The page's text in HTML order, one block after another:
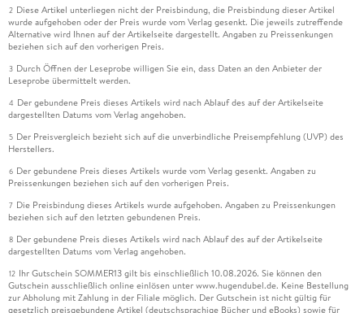
2 Diese Artikel unterliegen nicht der Preisbindung, die Preisbindung dieser Artikel
wurde aufgehoben oder der Preis wurde vom Verlag gesenkt. Die jeweils zutreffende
Alternative wird Ihnen auf der Artikelseite dargestellt. Angaben zu Preissenkungen
beziehen sich auf den vorherigen Preis.
3 Durch Öffnen der Leseprobe willigen Sie ein, dass Daten an den Anbieter der
Leseprobe übermittelt werden.
4 Der gebundene Preis dieses Artikels wird nach Ablauf des auf der Artikelseite
dargestellten Datums vom Verlag angehoben.
5 Der Preisvergleich bezieht sich auf die unverbindliche Preisempfehlung (UVP) des
Herstellers.
6 Der gebundene Preis dieses Artikels wurde vom Verlag gesenkt. Angaben zu
Preissenkungen beziehen sich auf den vorherigen Preis.
7 Die Preisbindung dieses Artikels wurde aufgehoben. Angaben zu Preissenkungen
beziehen sich auf den letzten gebundenen Preis.
8 Der gebundene Preis dieses Artikels wird nach Ablauf des auf der Artikelseite
dargestellten Datums vom Verlag angehoben.
12 Ihr Gutschein SOMMER13 gilt bis einschließlich 10.08.2026. Sie können den
Gutschein ausschließlich online einlösen unter www.hugendubel.de. Keine Bestellung
zur Abholung mit Zahlung in der Filiale möglich. Der Gutschein ist nicht gültig für
gesetzlich preisgebundene Artikel (deutschsprachige Bücher und eBooks) sowie für